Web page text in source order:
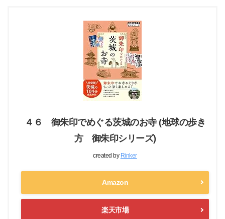
４６ 御朱印でめぐる茨城のお寺 (地球の歩き
方 御朱印シリーズ)
created by Rinker
Amazon
楽天市場